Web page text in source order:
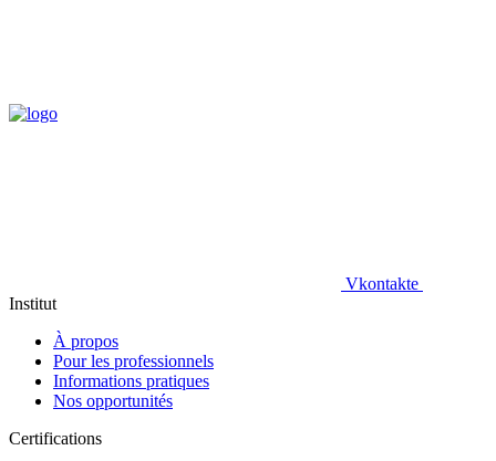
Vkontakte
Institut
À propos
Pour les professionnels
Informations pratiques
Nos opportunités
Certifications